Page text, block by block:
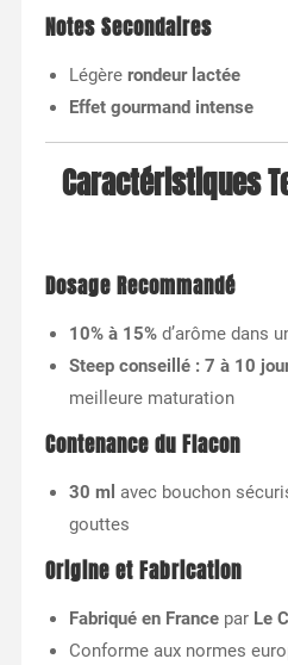
Notes Secondaires
Légère rondeur lactée
Effet gourmand intense
Caractéristiques
Dosage Recommandé
10% à 15%d’arôme dans
Steep conseillé : 7 à 10
meilleure maturation
Contenance du Flacon
30 ml avec bouchon
gouttes
Origine et Fabrication
Fabriqué en Francepar Le
Conforme aux normes